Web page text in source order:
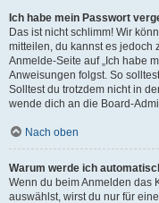
Ich habe mein Passwort
Das ist nicht schlimm! Wir
mitteilen, du kannst es jedoch
Anmelde-Seite auf „Ich habe
Anweisungen folgst. So
Solltest du trotzdem nicht in
wende dich an die Board-
Nach oben
Warum werde ich
Wenn du beim Anmelden das
auswählst, wirst du nur für